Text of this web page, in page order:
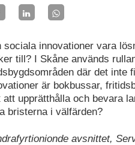
sociala innovationer vara
till? I Skåne används
där det inte
är bokbussar,
att upprätthålla och bevara
bristerna i välfärden?
avsnittet,